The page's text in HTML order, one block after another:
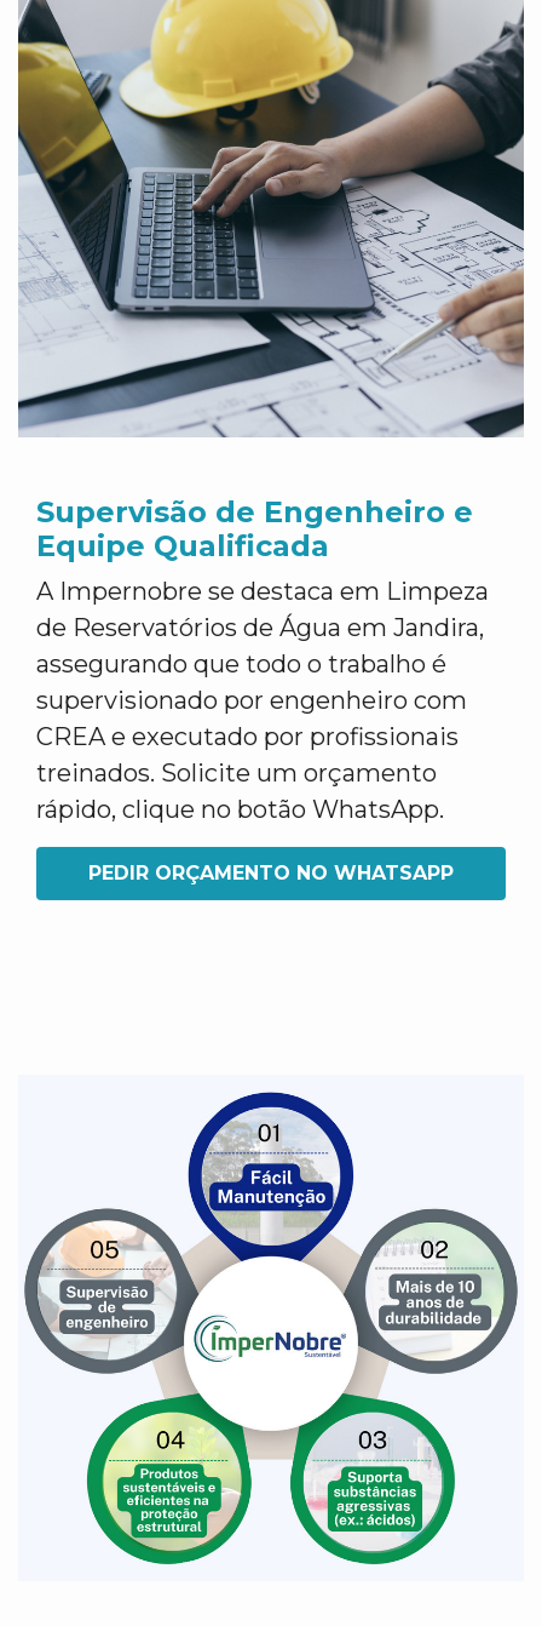
Supervisão de Engenheiro e
Equipe Qualificada
A Impernobre se destaca em Limpeza
de Reservatórios de Água em Jandira,
assegurando que todo o trabalho é
supervisionado por engenheiro com
CREA e executado por profissionais
treinados. Solicite um orçamento
rápido, clique no botão WhatsApp.
PEDIR ORÇAMENTO NO WHATSAPP